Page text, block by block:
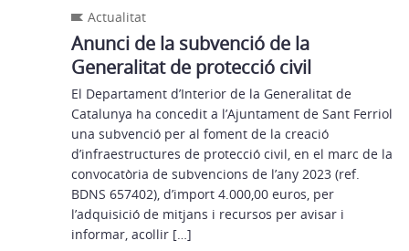
Actualitat
Anunci de la subvenció de la
Generalitat de protecció civil
El Departament d’Interior de la Generalitat de
Catalunya ha concedit a l’Ajuntament de Sant Ferriol
una subvenció per al foment de la creació
d’infraestructures de protecció civil, en el marc de la
convocatòria de subvencions de l’any 2023 (ref.
BDNS 657402), d’import 4.000,00 euros, per
l’adquisició de mitjans i recursos per avisar i
informar, acollir […]